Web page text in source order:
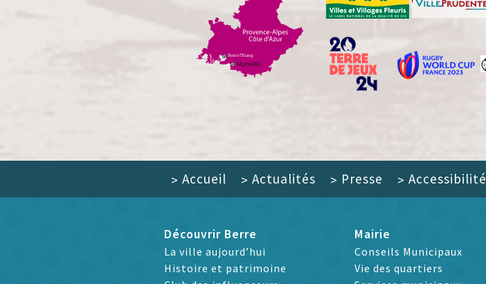
> Accueil > Actualités > Presse > Accessibilité
Découvrir Berre
La ville aujourd’hui
Histoire et patrimoine
Mairie
Conseils Municipaux
Vie des quartiers